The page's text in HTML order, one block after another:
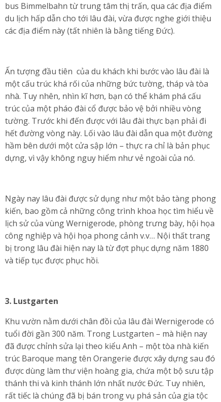
bus Bimmelbahn từ trung tâm thị trấn, qua các địa điểm
du lịch hấp dẫn cho tới lâu đài, vừa được nghe giới thiệu
các địa điểm này (tất nhiên là bằng tiếng Đức).
Ấn tượng đầu tiên của du khách khi bước vào lâu đài là
một cấu trúc khá rối của những bức tường, tháp và tòa
nhà. Tuy nhên, nhìn kĩ hơn, bạn có thể khám phá cấu
trúc của một pháo đài cổ được bảo vệ bởi nhiều vòng
tường. Trước khi đến được với lâu đài thực bạn phải đi
hết đường vòng này. Lối vào lâu đài dẫn qua một đường
hầm bên dưới một cửa sập lớn – thực ra chỉ là bản phục
dựng, vì vậy không nguy hiểm như vẻ ngoài của nó.
Ngày nay lâu đài được sử dụng như một bảo tàng phong
kiến, bao gồm cả những công trình khoa học tìm hiểu về
lịch sử của vùng Wernigerode, phòng trưng bày, hội họa
công nghiệp và hội họa phong cảnh v.v… Nội thất trang
bị trong lâu đài hiện nay là từ đợt phục dựng năm 1880
và tiếp tục được phục hồi.
3. Lustgarten
Khu vườn nằm dưới chân đồi của lâu đài Wernigerode có
tuổi đời gần 300 năm. Trong Lustgarten – mà hiện nay
đã được chỉnh sửa lại theo kiểu Anh – một tòa nhà kiến
trúc Baroque mang tên Orangerie được xây dựng sau đó
được dùng làm thư viện hoàng gia, chứa một bộ sưu tập
thánh thi và kinh thánh lớn nhất nước Đức. Tuy nhiên,
rất tiếc là chúng đã bị bán trong vụ phá sản của gia tộc